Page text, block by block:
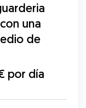
una
de
por día